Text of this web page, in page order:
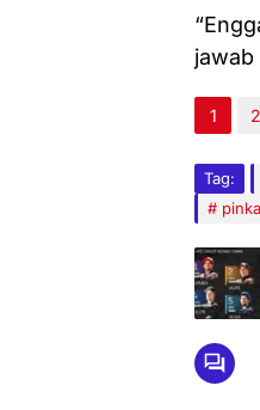
jawab
1 2
Tag: